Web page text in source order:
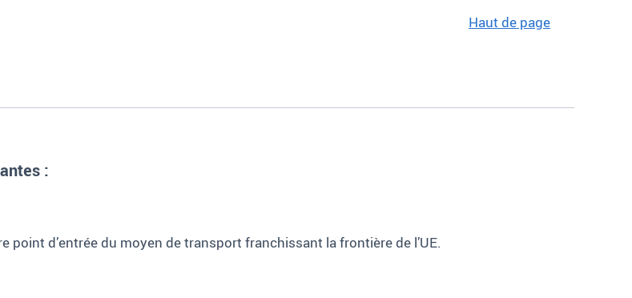
Haut de page
:
point d’entrée du moyen de transport franchissant la frontière de l’UE.